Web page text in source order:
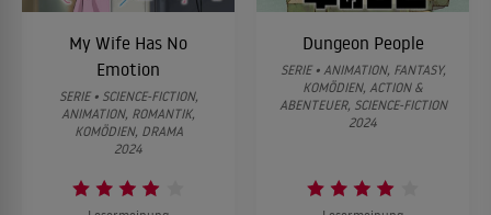
My Wife Has No
Emotion
SERIE • SCIENCE-FICTION,
ANIMATION, ROMANTIK,
KOMÖDIEN, DRAMA
2024
Dungeon People
SERIE • ANIMATION, FANTASY,
KOMÖDIEN, ACTION &
ABENTEUER, SCIENCE-FICTION
2024